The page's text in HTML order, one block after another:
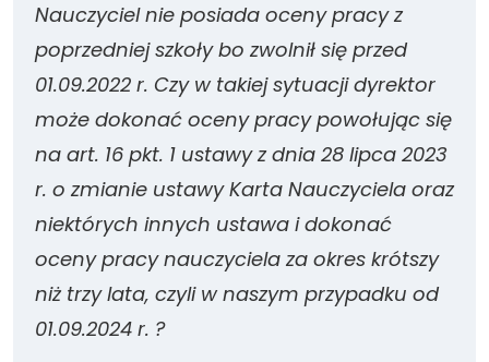
Nauczyciel nie posiada oceny pracy z
poprzedniej szkoły bo zwolnił się przed
01.09.2022 r. Czy w takiej sytuacji dyrektor
może dokonać oceny pracy powołując się
na art. 16 pkt. 1 ustawy z dnia 28 lipca 2023
r. o zmianie ustawy Karta Nauczyciela oraz
niektórych innych ustawa i dokonać
oceny pracy nauczyciela za okres krótszy
niż trzy lata, czyli w naszym przypadku od
01.09.2024 r. ?